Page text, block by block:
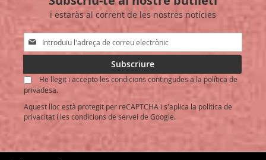
DESITJOSi estaràs al corrent de les nostres notícies
Sign
Up
Our
Newsletter:
Subscriure
He llegit i accepto les condicions contingudes a la política de
privadesa.
Aquest lloc està protegit per reCAPTCHA i s'aplica la política de
privacitat i les condicions de servei de Google.